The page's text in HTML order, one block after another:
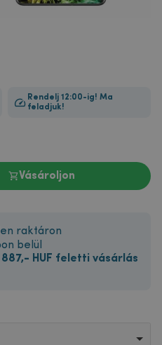
Rendelj 12:00-ig! Ma
feladjuk!
Vásároljon
raktáron
belül
887,- HUF feletti vásárlás